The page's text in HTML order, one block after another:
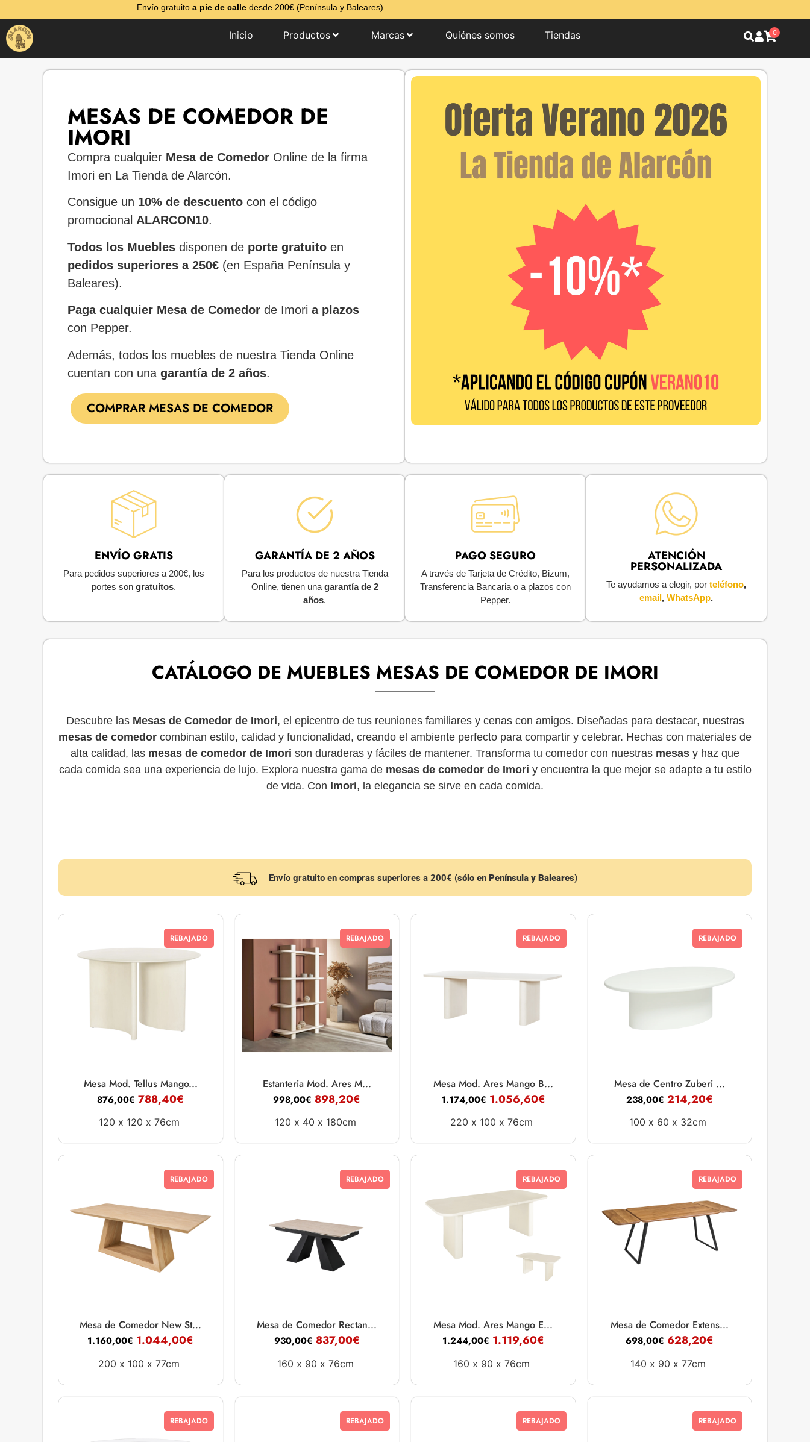
Envío gratuitoa pie de calle desde 200€ (Península y Baleares)
Inicio Productos Marcas Quiénes somos Tiendas 0
MESAS DE COMEDOR DE
IMORI
Compra cualquier Mesa de Comedor Online de la firma
Imori en La Tienda de Alarcón.
Consigue un 10% de descuento con el código
promocional ALARCON10.
Todos los Muebles disponen de porte gratuito en
pedidos superiores a 250€ (en España Península y
Baleares).
Paga cualquier Mesa de Comedor de Imori a plazos
con Pepper.
Además, todos los muebles de nuestra Tienda Online
cuentan con una garantía de 2 años.
COMPRAR MESAS DE COMEDOR
ENVÍO GRATIS
Para pedidos superiores a 200€, los
portes son gratuitos.
GARANTÍA DE 2 AÑOS
Para los productos de nuestra Tienda
Online, tienen una garantía de 2
años.
PAGO SEGURO
A través de Tarjeta de Crédito, Bizum,
Transferencia Bancaria o a plazos con
Pepper.
ATENCIÓN
PERSONALIZADA
Te ayudamos a elegir, por teléfono,
email, WhatsApp.
CATÁLOGO DE MUEBLES MESAS DE COMEDOR DE IMORI
Descubre las Mesas de Comedor de Imori, el epicentro de tus reuniones familiares y cenas con amigos. Diseñadas para destacar, nuestras
mesas de comedor combinan estilo, calidad y funcionalidad, creando el ambiente perfecto para compartir y celebrar. Hechas con materiales de
alta calidad, las mesas de comedor de Imori son duraderas y fáciles de mantener. Transforma tu comedor con nuestras mesas y haz que
cada comida sea una experiencia de lujo. Explora nuestra gama de mesas de comedor de Imori y encuentra la que mejor se adapte a tu estilo
de vida. Con Imori, la elegancia se sirve en cada comida.
Envío gratuito en compras superiores a 200€ (sólo en Península y Baleares)
REBAJADO
Mesa Mod. Tellus Mango...
876,00€ 788,40€
120 x 120 x 76cm
REBAJADO
Estanteria Mod. Ares M...
998,00€ 898,20€
120 x 40 x 180cm
REBAJADO
Mesa Mod. Ares Mango B...
1.174,00€ 1.056,60€
220 x 100 x 76cm
REBAJADO
Mesa de Centro Zuberi ...
238,00€ 214,20€
100 x 60 x 32cm
REBAJADO
Mesa de Comedor New St...
1.160,00€ 1.044,00€
200 x 100 x 77cm
REBAJADO
Mesa de Comedor Rectan...
930,00€ 837,00€
160 x 90 x 76cm
REBAJADO
Mesa Mod. Ares Mango E...
1.244,00€ 1.119,60€
160 x 90 x 76cm
REBAJADO
Mesa de Comedor Extens...
698,00€ 628,20€
140 x 90 x 77cm
REBAJADO REBAJADO REBAJADO REBAJADO